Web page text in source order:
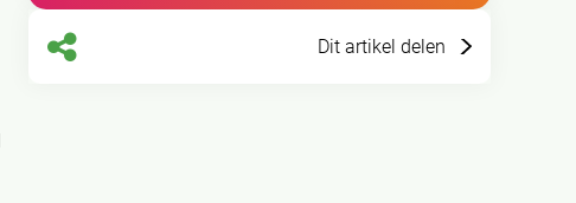
Dit artikel delen